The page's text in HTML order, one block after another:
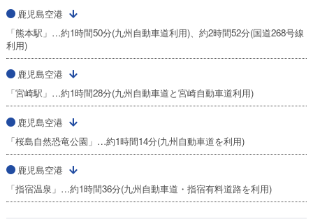
鹿児島空港
「熊本駅」…約1時間50分(九州自動車道利用)、約2時間52分(国道268号線
利用)
鹿児島空港
「宮崎駅」…約1時間28分(九州自動車道と宮崎自動車道利用)
鹿児島空港
「桜島自然恐竜公園」…約1時間14分(九州自動車道を利用)
鹿児島空港
「指宿温泉」…約1時間36分(九州自動車道・指宿有料道路を利用)